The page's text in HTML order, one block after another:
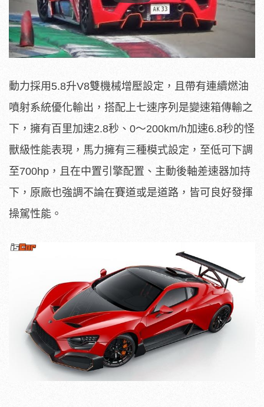
動力採用5.8升V8雙機械增壓設定，且帶有連續燃油
噴射系統優化輸出，搭配上七速序列是變速箱傳輸之
下，擁有百里加速2.8秒、0～200km/h加速6.8秒的怪
獸級性能表現，馬力擁有三種模式設定，至低可下調
至700hp，且在中置引擎配置、主動後軸差速器加持
下，原廠也強調不論在賽道或是道路，皆可良好發揮
操駕性能。